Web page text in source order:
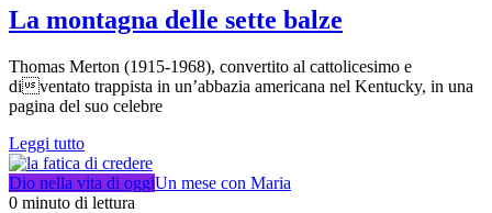
La montagna delle sette balze
Thomas Merton (1915-1968), convertito al cattolicesimo e
diventato trappista in un’abbazia americana nel Kentucky, in una
pagina del suo celebre
Leggi tutto
Dio nella vita di oggiUn mese con Maria
0 minuto di lettura